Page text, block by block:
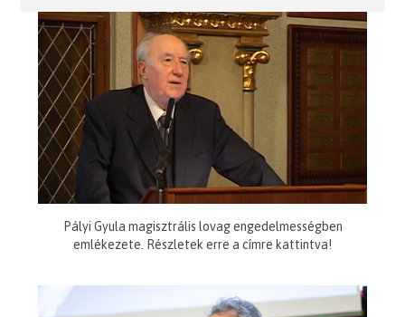
Pályi Gyula magisztrális lovag engedelmességben
emlékezete. Részletek erre a címre kattintva!